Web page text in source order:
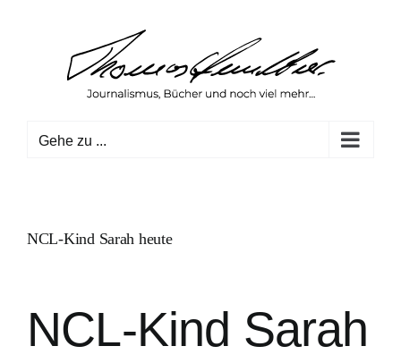
springen
Gehe zu ...
NCL-Kind Sarah heute
NCL-Kind Sarah